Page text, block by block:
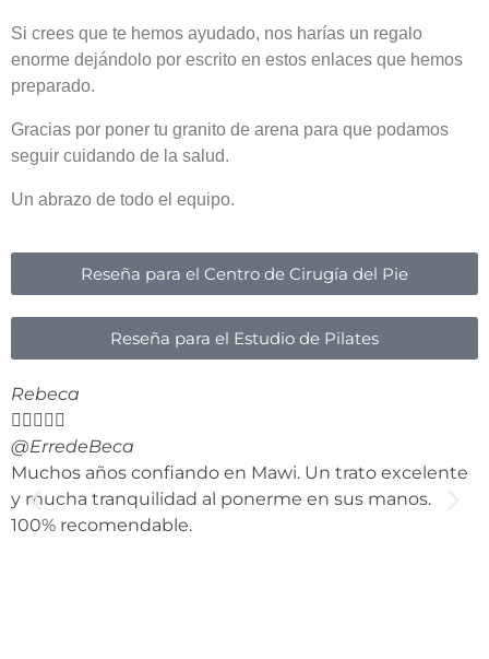
Si crees que te hemos ayudado, nos harías un regalo
enorme dejándolo por escrito en estos enlaces que hemos
preparado.
Gracias por poner tu granito de arena para que podamos
seguir cuidando de la salud.
Un abrazo de todo el equipo.
Reseña para el Centro de Cirugía del Pie
Reseña para el Estudio de Pilates
Rebeca

@ErredeBeca
Muchos años confiando en Mawi. Un trato excelente
y mucha tranquilidad al ponerme en sus manos.
100% recomendable.